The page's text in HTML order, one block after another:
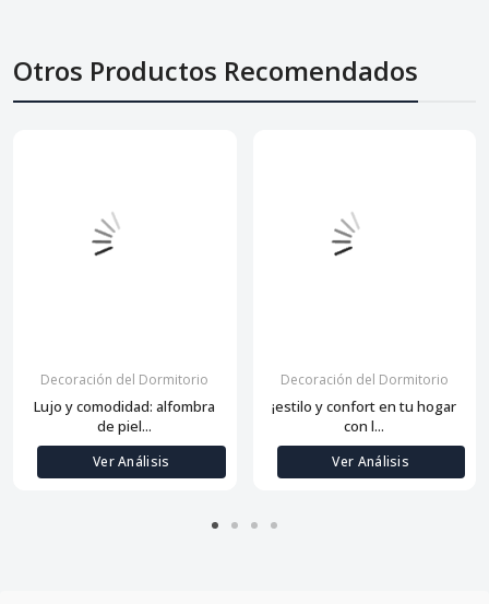
Otros Productos Recomendados
Decoración del Dormitorio
Lujo y comodidad: alfombra
de piel...
Ver Análisis
Decoración del Dormitorio
¡estilo y confort en tu hogar
con l...
Ver Análisis